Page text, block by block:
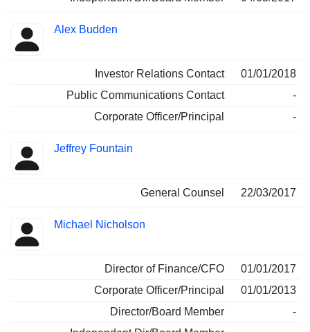
Alex Budden
Investor Relations Contact
01/01/2018
Public Communications Contact
-
Corporate Officer/Principal
-
Jeffrey Fountain
General Counsel 22/03/2017
Michael Nicholson
Director of Finance/CFO
01/01/2017
Corporate Officer/Principal
01/01/2013
Director/Board Member
-